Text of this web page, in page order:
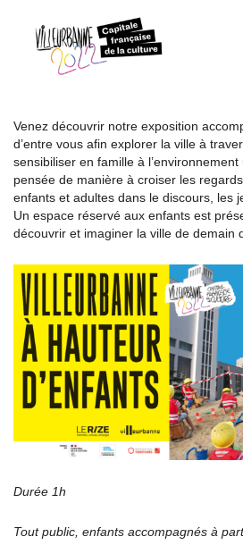
Venez découvrir notre exposition
d’entre vous afin explorer la ville à
sensibiliser en famille à l’environnement
pensée de manière à croiser les
enfants et adultes dans le discours, les
Un espace réservé aux enfants est
découvrir et imaginer la ville de demain
Durée 1h
Tout public, enfants accompagnés à